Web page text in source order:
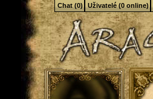
Chat (0) Uživatelé (0 online)